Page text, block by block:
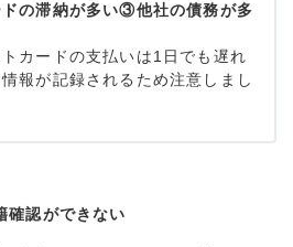
の滞納が多い③他社の債務が多
カードの支払いは1日でも遅れ
報が記録されるため注意しまし
確認ができない